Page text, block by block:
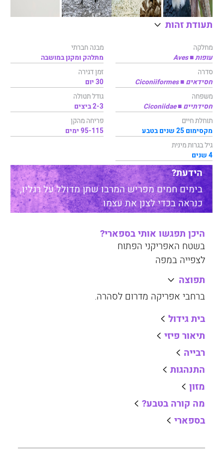
תעודת זהות
מחלקה
עופות ■ Aves
סדרה
חסידאים ■ Ciconiiformes
משפחה
חסידתיים ■ Ciconiidae
תוחלת חיים
מקסימום 25 שנים בטבע
גיל בגרות מינית
4 שנים
מבנה חברתי
מתלהק ומקנן במושבה
זמן דגירה
30 יום
גודל תטולה
2-3 ביצים
פריחה מהקן
95-115 ימים
הידעת?
בימים חמים מפריש המרבו שתן מדולל על רגליו,
כנראה בכדי לצנן את עצמו
היכן תפגשו אותי בספארי?
בשטח האפריקני הפתוח
לצפייה במפה
תפוצה
ברחבי אפריקה מדרום לסהרה.
בית גידול
תיאור פיזי
רבייה
התנהגות
מזון
מה קורה בטבע?
בספארי